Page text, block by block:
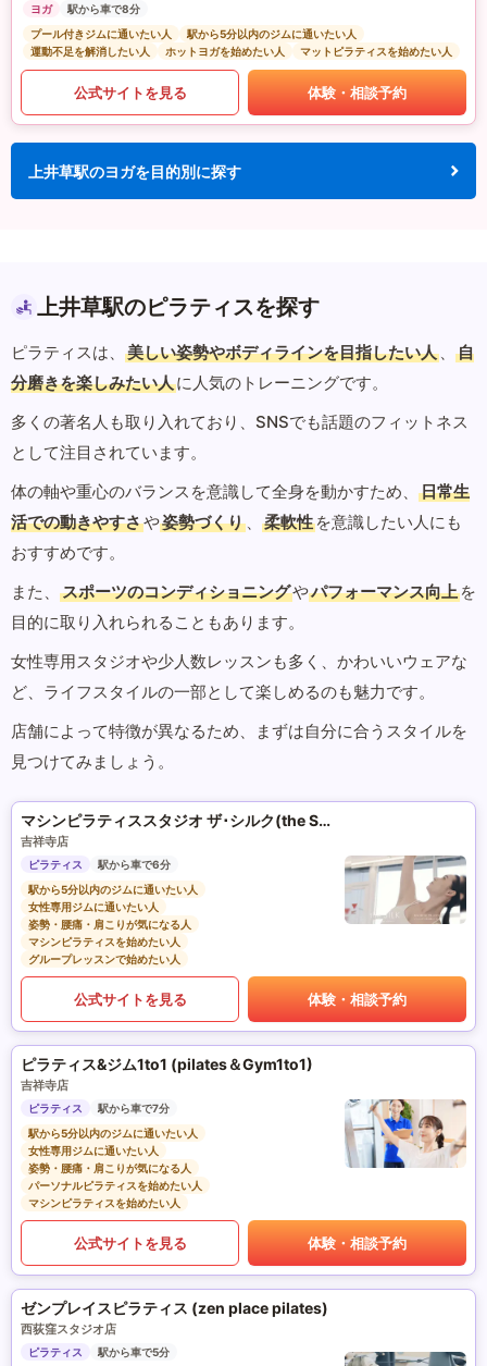
ヨガ
駅から車で8分
プール付きジムに通いたい人
駅から5分以内のジムに通いたい人
運動不足を解消したい人
ホットヨガを始めたい人 マットピラティスを始めたい人
公式サイトを見る 体験・相談予約
上井草駅のヨガを目的別に探す
上井草駅のピラティスを探す
ピラティスは、 美しい姿勢やボディラインを目指したい人 、
自
分磨きを楽しみたい人に人気のトレーニングです。
多くの著名人も取り入れており、SNSでも話題のフィットネス
として注目されています。
体の軸や重心のバランスを意識して全身を動かすため、
日常生
活での動きやすさや姿勢づくり 、 柔軟性 を意識したい人にも
おすすめです。
また、
スポーツのコンディショニングやパフォーマンス向上 を
目的に取り入れられることもあります。
女性専用スタジオや少人数レッスンも多く、かわいいウェアな
ど、ライフスタイルの一部として楽しめるのも魅力です。
店舗によって特徴が異なるため、まずは自分に合うスタイルを
見つけてみましょう。
マシンピラティススタジオ ザ･シルク(the SILK)
吉祥寺店
ピラティス
駅から車で6分
駅から5分以内のジムに通いたい人
女性専用ジムに通いたい人
姿勢・腰痛・肩こりが気になる人
マシンピラティスを始めたい人
グループレッスンで始めたい人
公式サイトを見る 体験・相談予約
ピラティス&ジム1to1 (pilates＆Gym1to1)
吉祥寺店
ピラティス
駅から車で7分
駅から5分以内のジムに通いたい人
女性専用ジムに通いたい人
姿勢・腰痛・肩こりが気になる人
パーソナルピラティスを始めたい人
マシンピラティスを始めたい人
公式サイトを見る 体験・相談予約
ゼンプレイスピラティス (zen place pilates)
西荻窪スタジオ店
ピラティス
駅から車で5分